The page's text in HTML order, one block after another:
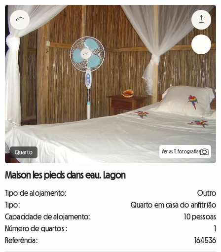
Quarto Ver as 11 fotografias
Maison les pieds dans eau. Lagon
Tipo de alojamento:
Outro
Tipo:
Quarto em casa do anfitrião
Capacidade de alojamento:
10 pessoas
Número de quartos :
1
Referência:
164536